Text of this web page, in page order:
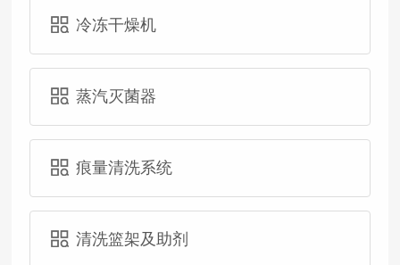
冷冻干燥机
蒸汽灭菌器
痕量清洗系统
清洗篮架及助剂